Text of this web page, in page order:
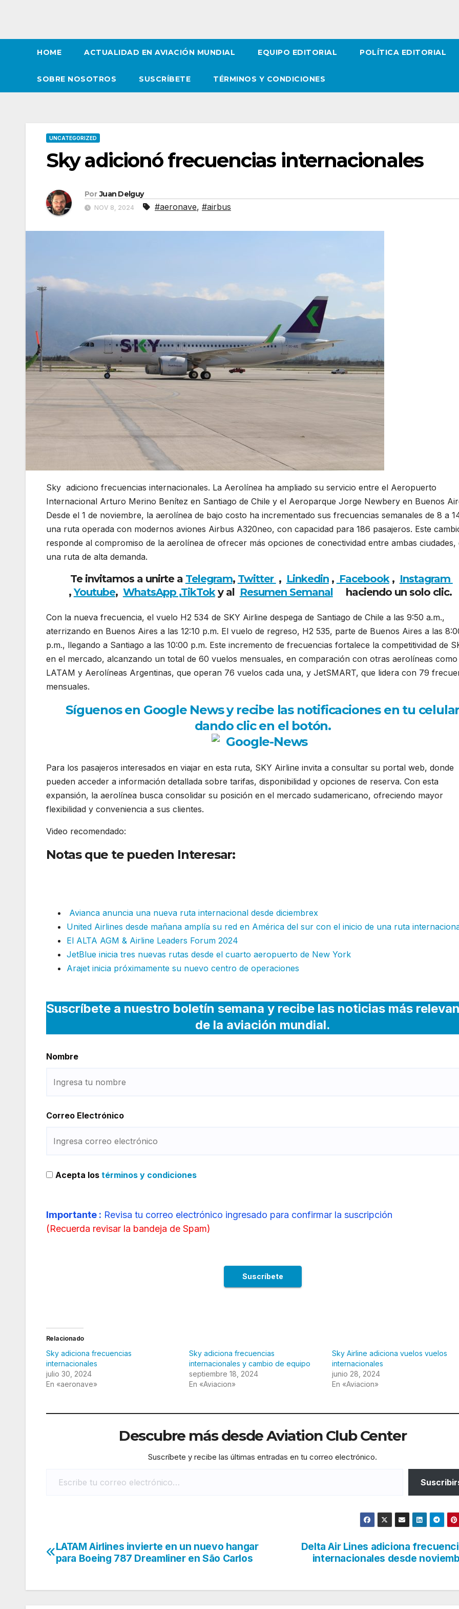
HOME ACTUALIDAD EN AVIACIÓN MUNDIAL EQUIPO EDITORIAL POLÍTICA EDITORIAL
SOBRE NOSOTROS SUSCRÍBETE TÉRMINOS Y CONDICIONES
UNCATEGORIZED
Sky adicionó frecuencias internacionales
Por Juan Delguy
NOV 8, 2024 #aeronave, #airbus
Sky adiciono frecuencias internacionales. La Aerolínea ha ampliado su servicio entre el Aeropuerto
Internacional Arturo Merino Benítez en Santiago de Chile y el Aeroparque Jorge Newbery en Buenos
Desde el 1 de noviembre, la aerolínea de bajo costo ha incrementado sus frecuencias semanales de 8 a
una ruta operada con modernos aviones Airbus A320neo, con capacidad para 186 pasajeros. Este
responde al compromiso de la aerolínea de ofrecer más opciones de conectividad entre ambas ciudades,
una ruta de alta demanda.
Te invitamos a unirte a Telegram, Twitter , Linkedin, Facebook, Instagram
,Youtube, WhatsApp ,TikToky al Resumen Semanalhaciendo un solo clic.
Con la nueva frecuencia, el vuelo H2 534 de SKY Airline despega de Santiago de Chile a las 9:50 a.m.,
aterrizando en Buenos Aires a las 12:10 p.m. El vuelo de regreso, H2 535, parte de Buenos Aires a las
p.m., llegando a Santiago a las 10:00 p.m. Este incremento de frecuencias fortalece la competitividad de
en el mercado, alcanzando un total de 60 vuelos mensuales, en comparación con otras aerolíneas como
LATAM y Aerolíneas Argentinas, que operan 76 vuelos cada una, y JetSMART, que lidera con 79
mensuales.
Síguenos en Google News y recibe las notificaciones en tu celular
dando clic en el botón.
Para los pasajeros interesados en viajar en esta ruta, SKY Airline invita a consultar su portal web, donde
pueden acceder a información detallada sobre tarifas, disponibilidad y opciones de reserva. Con esta
expansión, la aerolínea busca consolidar su posición en el mercado sudamericano, ofreciendo mayor
flexibilidad y conveniencia a sus clientes.
Video recomendado:
Notas que te pueden Interesar:
Avianca anuncia una nueva ruta internacional desde diciembrex
United Airlines desde mañana amplía su red en América del sur con el inicio de una ruta
El ALTA AGM & Airline Leaders Forum 2024
JetBlue inicia tres nuevas rutas desde el cuarto aeropuerto de New York
Arajet inicia próximamente su nuevo centro de operaciones
Suscríbete a nuestro boletín semana y recibe las noticias más
de la aviación mundial.
Nombre
Correo Electrónico
Acepta los términos y condiciones
Importante : Revisa tu correo electrónico ingresado para confirmar la suscripción
(Recuerda revisar la bandeja de Spam)
Relacionado
Sky adiciona frecuencias
internacionales
julio 30, 2024
En «aeronave»
Sky adiciona frecuencias
internacionales y cambio de equipo
septiembre 18, 2024
En «Aviacion»
Sky Airline adiciona vuelos vuelos
internacionales
junio 28, 2024
En «Aviacion»
Descubre más desde Aviation Club Center
Suscríbete y recibe las últimas entradas en tu correo electrónico.
Navegación
entradas
Delta Air Lines adiciona
internacionales desde
LATAM Airlines invierte en un nuevo hangar
para Boeing 787 Dreamliner en São Carlos